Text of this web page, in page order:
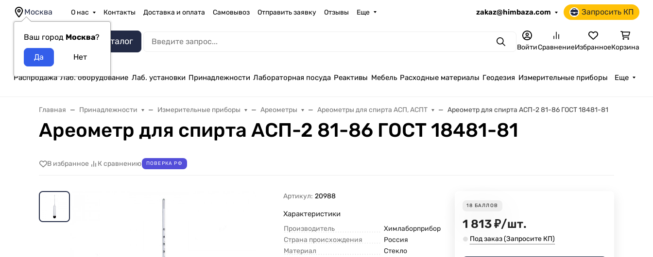
Москва
Ваш город Москва?
О нас Контакты Доставка и оплата Самовывоз Отправить заявку Отзывы Еще zakaz@himbaza.com Запросить КП
Каталог ПоискВойтиСравнениеИзбранноеКорзина
Распродажа Лаб. оборудование Лаб. установки Принадлежности Лабораторная посуда Реактивы Мебель Расходные материалы Геодезия Измерительные приборы Еще
Главная Принадлежности Измерительные приборы Ареометры Ареометры для спирта АСП, АСПТ Ареометр для спирта АСП-2 81-86 ГОСТ 18481-81
Ареометр для спирта АСП-2 81-86 ГОСТ 18481-81
В избранное К сравнению ПОВЕРКА РФ
Артикул: 20988
Характеристики
Производитель
Химлаборприбор
Страна происхождения
Россия
Материал
Стекло
18 БАЛЛОВ
1 813₽/шт.
Под заказ (Запросите КП)